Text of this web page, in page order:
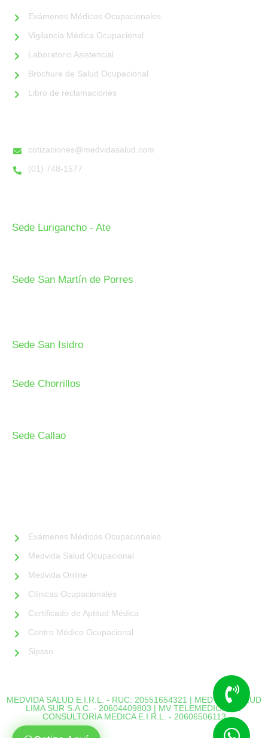
Sede Lurigancho - Ate
Sede San Martín de Porres
Sede San Isidro
Sede Chorrillos
Sede Callao
Exámenes Médicos Ocupacionales
Vigilancia Médica Ocupacional
Laboratorio Asistencial
Brochure de Salud Ocupacional
Libro de reclamaciones
cotizaciones@medvidasalud.com
(01) 748-1577
Exámenes Médicos Ocupacionales
Medvida Salud Ocupacional
Medvida Online
Clínicas Ocupacionales
Certificado de Aptitud Médica
Centro Médico Ocupacional
Sipsso
MEDVIDA SALUD E.I.R.L. - RUC: 20551654321 | MEDVIDA SALUD
LIMA SUR S.A.C. - 20604409803 | MV TELEMEDICINA Y
CONSULTORIA MEDICA E.I.R.L. - 20606506113